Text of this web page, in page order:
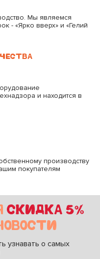
Мы являемся
- «Ярко вверх» и «Гелий
и находится в
производству
покупателям
СКИДКА 5%
узнавать о самых